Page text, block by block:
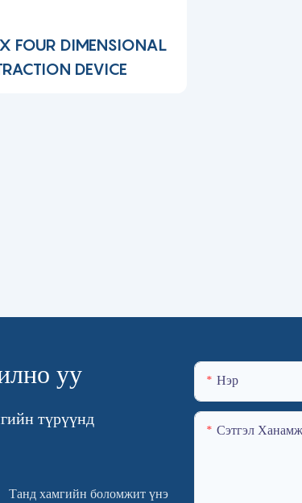
FOUR DIMENSIONAL
DEVICE
уу
түрүүнд
Танд хамгийн боломжит үнэ
Нэр
Сэтгэл